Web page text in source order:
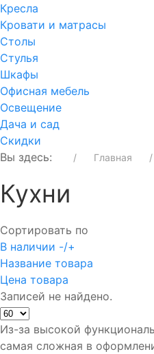
Кресла
Кровати и матрасы
Столы
Стулья
Шкафы
Офисная мебель
Освещение
Дача и сад
Скидки
Вы здесь:
Главная
Кухни
Сортировать по
В наличии -/+
Название товара
Цена товара
Записей не найдено.
Из-за высокой
самая сложная в